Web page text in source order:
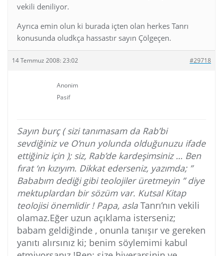
vekili deniliyor.
Ayrıca emin olun ki burada içten olan herkes Tanrı
konusunda oludkça hassastır sayın Çölgeçen.
14 Temmuz 2008: 23:02 #29718
Anonim
Pasif
Sayın burç ( sizi tanımasam da Rab’bi
sevdiğiniz ve O’nun yolunda olduğunuzu ifade
ettiğiniz için ); siz, Rab’de kardeşimsiniz … Ben
fırat ‘ın kızıyım. Dikkat ederseniz, yazımda; ”
Bababım dediği gibi teolojiler üretmeyin ” diye
mektuplardan bir sözüm var. Kutsal Kitap
teolojisi önemlidir ! Papa, asla Tanrı’nın vekili
olamaz.Eğer uzun açıklama isterseniz;
babam geldiğinde , onunla tanışır ve gereken
yanıtı alırsınız ki; benim söylemimi kabul